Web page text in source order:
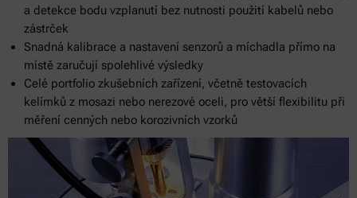
a detekce bodu vzplanutí bez nutnosti použití kabelů nebo
zástrček
Snadná kalibrace a nastavení senzorů a míchadla přímo na
místě zaručují spolehlivé výsledky
Celé portfolio zkušebních zařízení, včetně testovacích
kelímků z mosazi nebo nerezové oceli, pro větší flexibilitu při
měření cenných nebo korozivních vzorků